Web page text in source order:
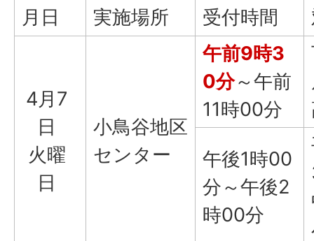
月日 実施場所 受付時間
4月7
日
火曜
日
小鳥谷地区
センター
午前9時3
0分～午前
11時00分
午後1時00
分～午後2
時00分